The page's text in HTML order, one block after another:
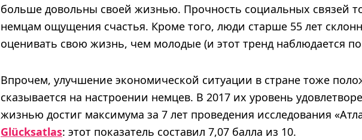
больше довольны своей жизнью. Прочность социальных связей
немцам ощущения счастья. Кроме того, люди старше 55 лет
оценивать свою жизнь, чем молодые (и этот тренд наблюдается
Впрочем, улучшение экономической ситуации в стране тоже
сказывается на настроении немцев. В 2017 их уровень
жизнью достиг максимума за 7 лет проведения исследования
Glücksatlas: этот показатель составил 7,07 балла из 10.